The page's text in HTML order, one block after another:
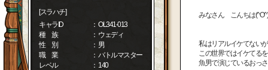
[スラハチ]
キャラID
： OL341-013
種 族
： ウェディ
性 別
： 男
職 業
： バトルマスター
レベル
： 140
みなさん こんちは
私はリアルイケてないが
この世界ではイケてるを
魚男で演じているおっ